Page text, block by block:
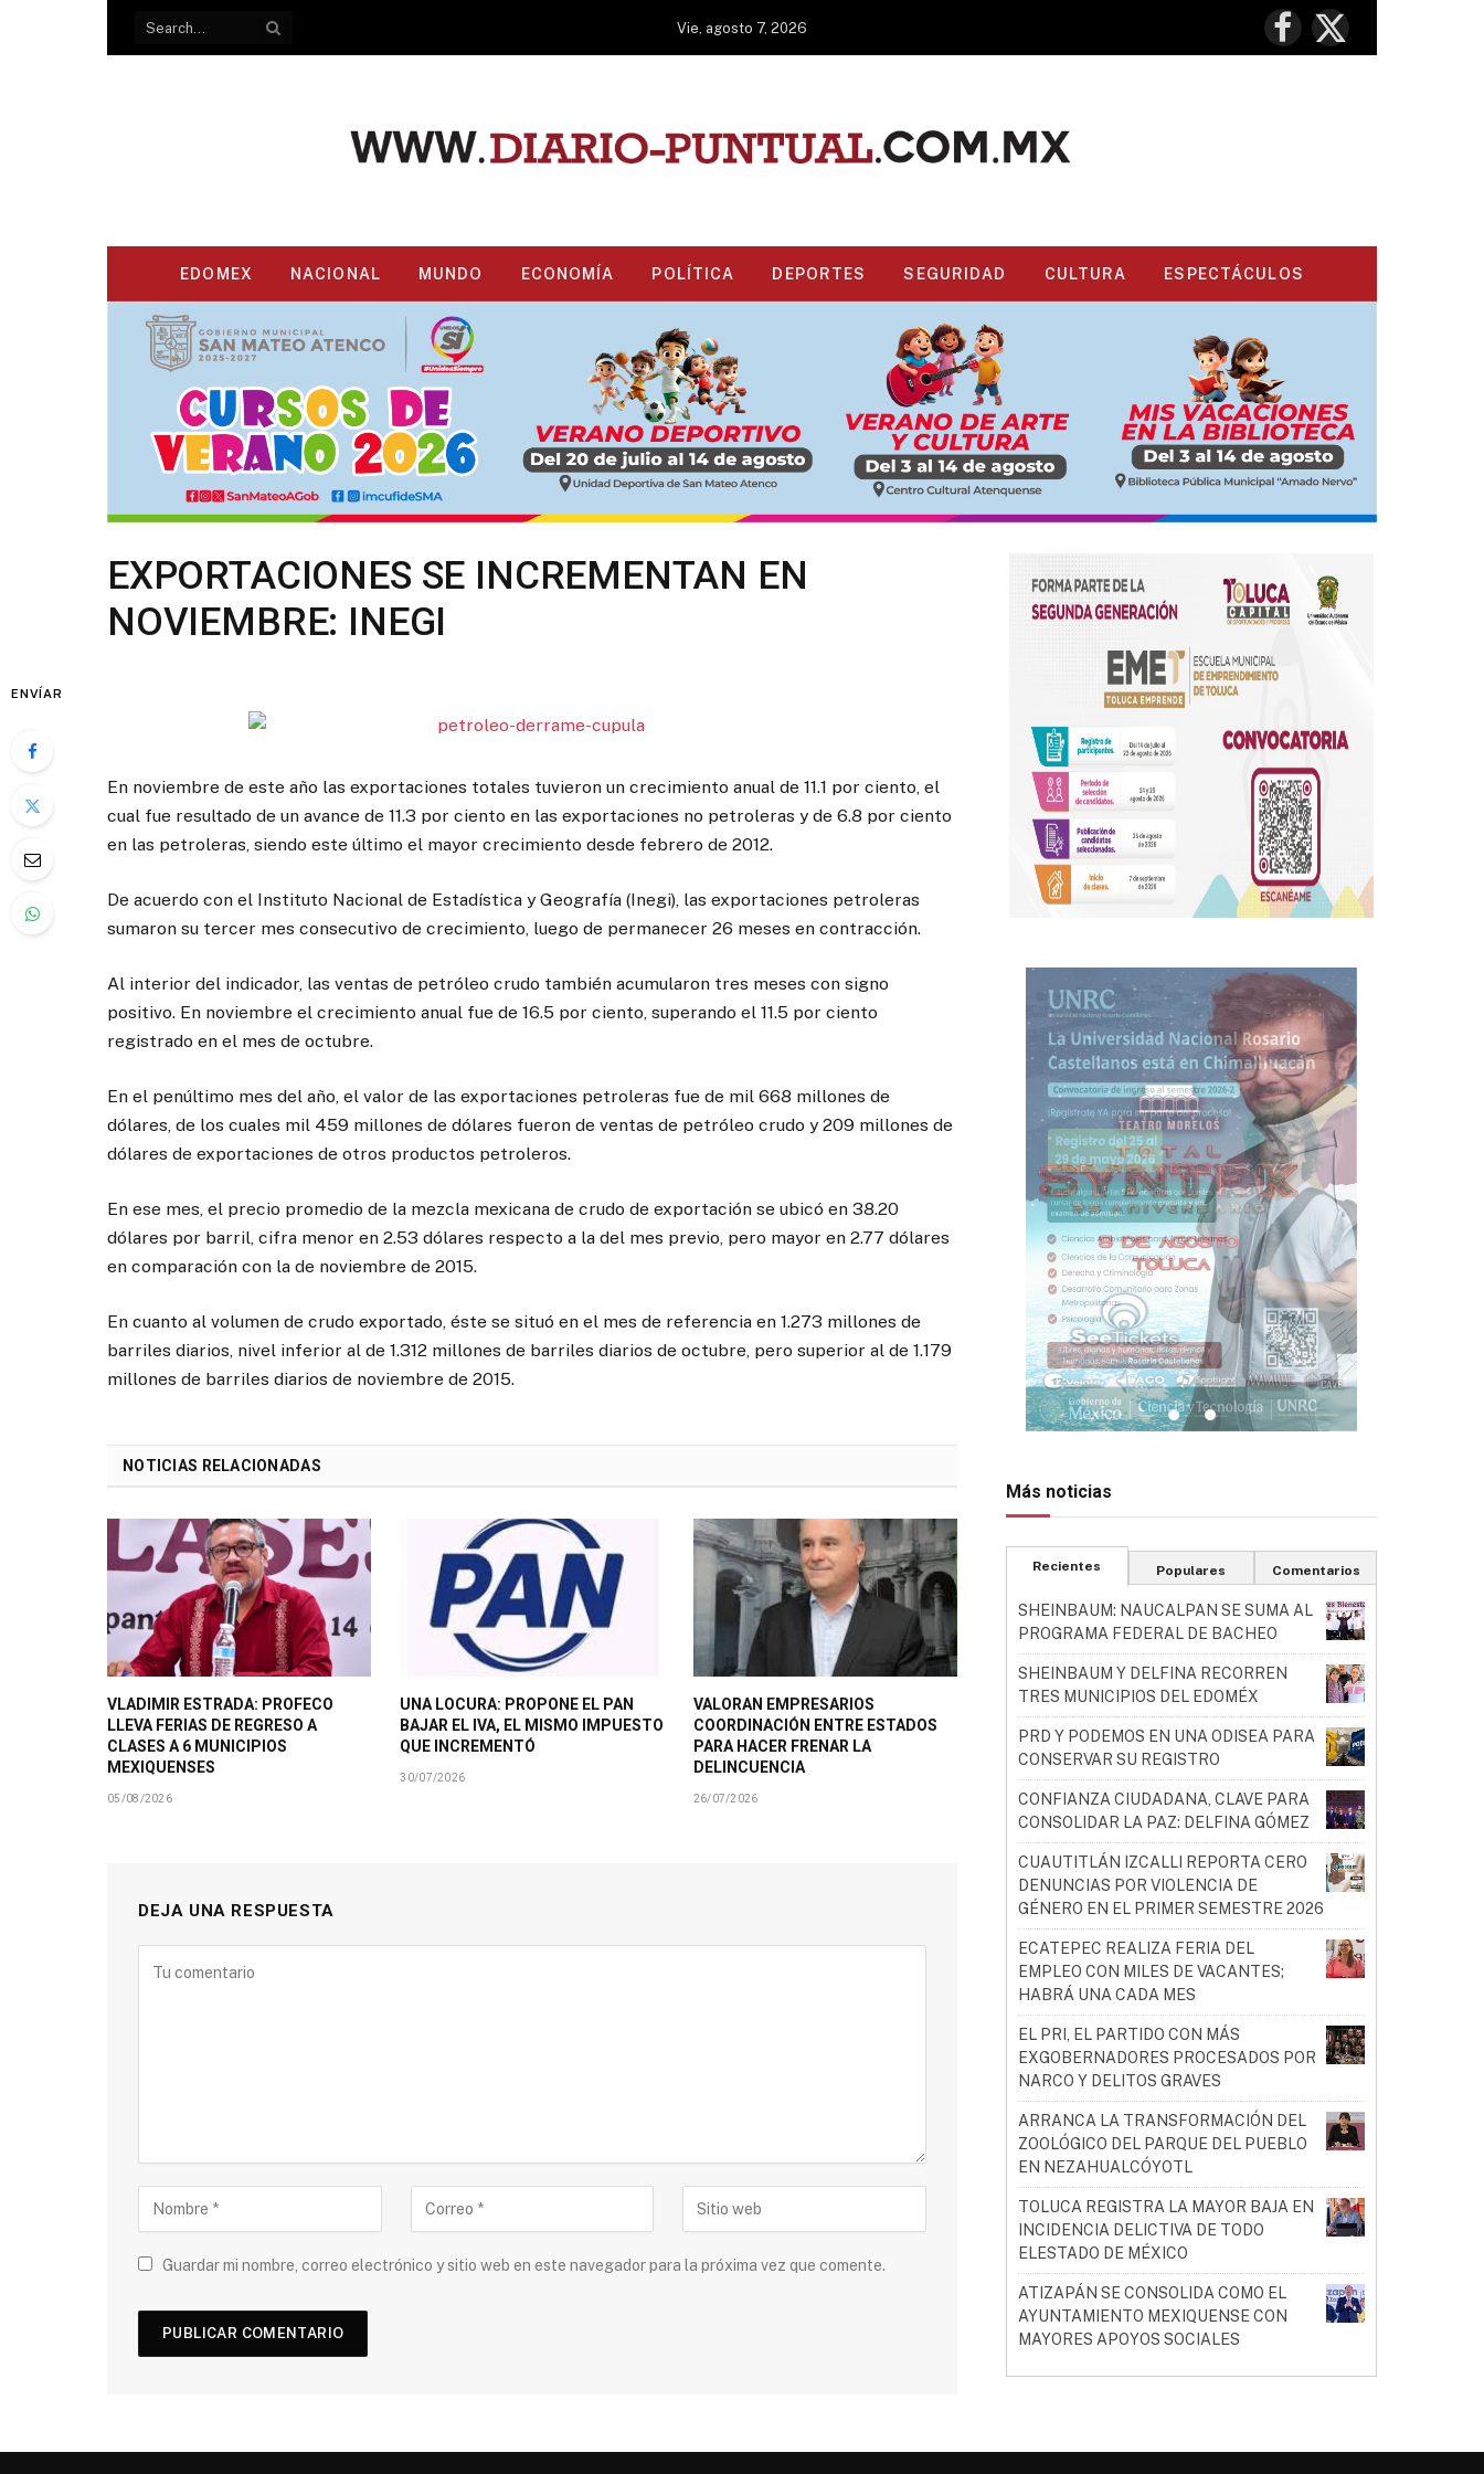
Vie, agosto 7, 2026
Facebook
X
(Twitter)
EDOMEX NACIONAL MUNDO ECONOMÍA POLÍTICA DEPORTES SEGURIDAD CULTURA ESPECTÁCULOS
EXPORTACIONES SE INCREMENTAN EN
NOVIEMBRE: INEGI
ENVÍAR
En noviembre de este año las exportaciones totales tuvieron un crecimiento anual de 11.1 por ciento, el
cual fue resultado de un avance de 11.3 por ciento en las exportaciones no petroleras y de 6.8 por ciento
en las petroleras, siendo este último el mayor crecimiento desde febrero de 2012.
De acuerdo con el Instituto Nacional de Estadística y Geografía (Inegi), las exportaciones petroleras
sumaron su tercer mes consecutivo de crecimiento, luego de permanecer 26 meses en contracción.
Al interior del indicador, las ventas de petróleo crudo también acumularon tres meses con signo
positivo. En noviembre el crecimiento anual fue de 16.5 por ciento, superando el 11.5 por ciento
registrado en el mes de octubre.
En el penúltimo mes del año, el valor de las exportaciones petroleras fue de mil 668 millones de
dólares, de los cuales mil 459 millones de dólares fueron de ventas de petróleo crudo y 209 millones de
dólares de exportaciones de otros productos petroleros.
En ese mes, el precio promedio de la mezcla mexicana de crudo de exportación se ubicó en 38.20
dólares por barril, cifra menor en 2.53 dólares respecto a la del mes previo, pero mayor en 2.77 dólares
en comparación con la de noviembre de 2015.
En cuanto al volumen de crudo exportado, éste se situó en el mes de referencia en 1.273 millones de
barriles diarios, nivel inferior al de 1.312 millones de barriles diarios de octubre, pero superior al de 1.179
millones de barriles diarios de noviembre de 2015.
NOTICIAS RELACIONADAS
VLADIMIR ESTRADA: PROFECO
LLEVA FERIAS DE REGRESO A
CLASES A 6 MUNICIPIOS
MEXIQUENSES
05/08/2026
UNA LOCURA: PROPONE EL PAN
BAJAR EL IVA, EL MISMO IMPUESTO
QUE INCREMENTÓ
30/07/2026
VALORAN EMPRESARIOS
COORDINACIÓN ENTRE ESTADOS
PARA HACER FRENAR LA
DELINCUENCIA
26/07/2026
DEJA UNA RESPUESTA
Guardar mi nombre, correo electrónico y sitio web en este navegador para la próxima vez que comente.
Más noticias
Recientes Populares Comentarios
SHEINBAUM: NAUCALPAN SE SUMA AL
PROGRAMA FEDERAL DE BACHEO
SHEINBAUM Y DELFINA RECORREN
TRES MUNICIPIOS DEL EDOMÉX
PRD Y PODEMOS EN UNA ODISEA PARA
CONSERVAR SU REGISTRO
CONFIANZA CIUDADANA, CLAVE PARA
CONSOLIDAR LA PAZ: DELFINA GÓMEZ
CUAUTITLÁN IZCALLI REPORTA CERO
DENUNCIAS POR VIOLENCIA DE
GÉNERO EN EL PRIMER SEMESTRE 2026
ECATEPEC REALIZA FERIA DEL
EMPLEO CON MILES DE VACANTES;
HABRÁ UNA CADA MES
EL PRI, EL PARTIDO CON MÁS
EXGOBERNADORES PROCESADOS POR
NARCO Y DELITOS GRAVES
ARRANCA LA TRANSFORMACIÓN DEL
ZOOLÓGICO DEL PARQUE DEL PUEBLO
EN NEZAHUALCÓYOTL
TOLUCA REGISTRA LA MAYOR BAJA EN
INCIDENCIA DELICTIVA DE TODO
ELESTADO DE MÉXICO
ATIZAPÁN SE CONSOLIDA COMO EL
AYUNTAMIENTO MEXIQUENSE CON
MAYORES APOYOS SOCIALES